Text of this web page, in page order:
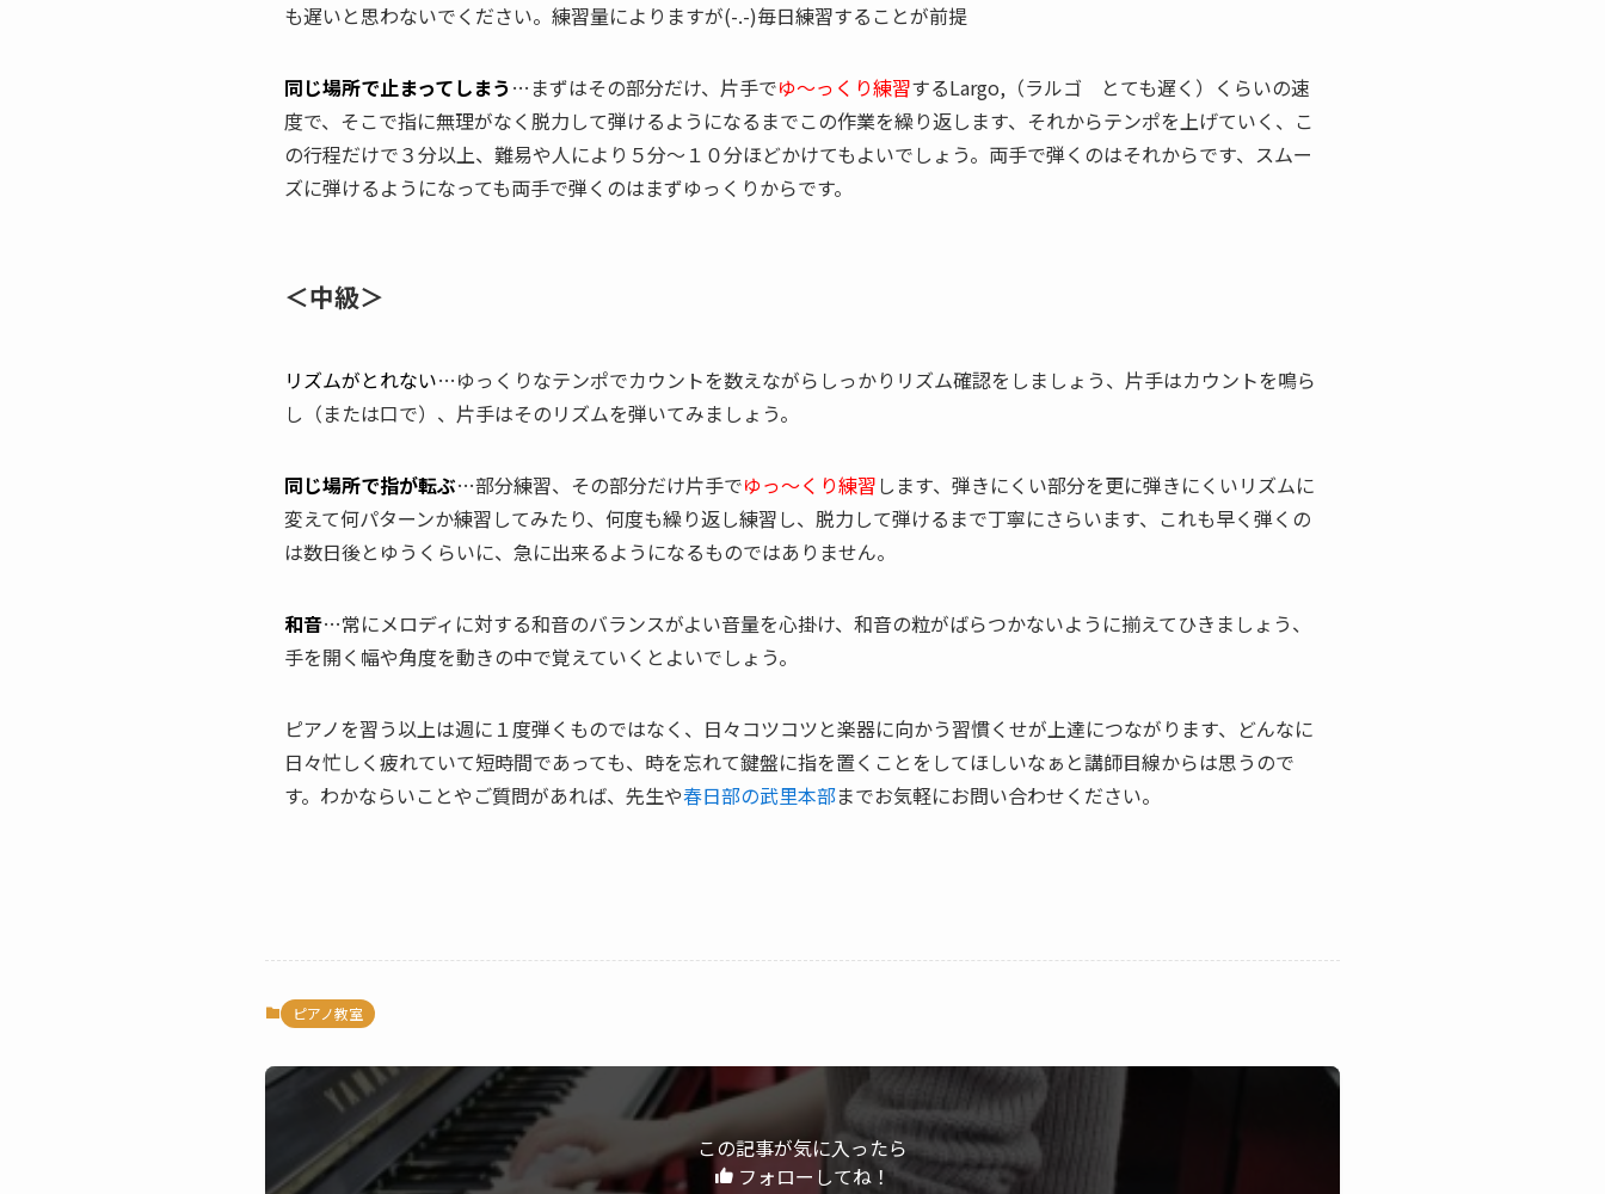
も遅いと思わないでください。練習量によりますが(-.-)毎日練習することが前提
同じ場所で止まってしまう…まずはその部分だけ、片手でゆ～っくり練習するLargo,（ラルゴ とても遅く）くらいの速
度で、そこで指に無理がなく脱力して弾けるようになるまでこの作業を繰り返します、それからテンポを上げていく、こ
の行程だけで３分以上、難易や人により５分～１０分ほどかけてもよいでしょう。両手で弾くのはそれからです、スムー
ズに弾けるようになっても両手で弾くのはまずゆっくりからです。
＜中級＞
リズムがとれない…ゆっくりなテンポでカウントを数えながらしっかりリズム確認をしましょう、片手はカウントを鳴ら
し（または口で）、片手はそのリズムを弾いてみましょう。
同じ場所で指が転ぶ…部分練習、その部分だけ片手でゆっ～くり練習します、弾きにくい部分を更に弾きにくいリズムに
変えて何パターンか練習してみたり、何度も繰り返し練習し、脱力して弾けるまで丁寧にさらいます、これも早く弾くの
は数日後とゆうくらいに、急に出来るようになるものではありません。
和音…常にメロディに対する和音のバランスがよい音量を心掛け、和音の粒がばらつかないように揃えてひきましょう、
手を開く幅や角度を動きの中で覚えていくとよいでしょう。
ピアノを習う以上は週に１度弾くものではなく、日々コツコツと楽器に向かう習慣くせが上達につながります、どんなに
日々忙しく疲れていて短時間であっても、時を忘れて鍵盤に指を置くことをしてほしいなぁと講師目線からは思うので
す。わかならいことやご質問があれば、先生や春日部の武里本部までお気軽にお問い合わせください。
ピアノ教室
この記事が気に入ったら
フォローしてね！